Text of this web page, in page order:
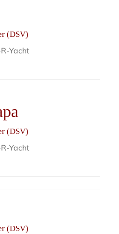
(DSV)
Yacht
(DSV)
Yacht
(DSV)